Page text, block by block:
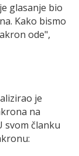
glasanje bio
Kako bismo
ode",
je
na
svom članku